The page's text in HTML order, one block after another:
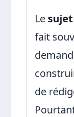
Le
fait
de